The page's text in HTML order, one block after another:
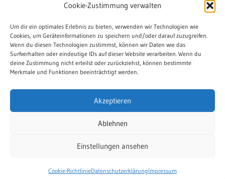
Cookie-Zustimmung verwalten
Um dir ein optimales Erlebnis zu bieten, verwenden wir Technologien wie
Cookies, um Geräteinformationen zu speichern und/oder darauf zuzugreifen.
Wenn du diesen Technologien zustimmst, können wir Daten wie das
Surfverhalten oder eindeutige IDs auf dieser Website verarbeiten. Wenn du
deine Zustimmung nicht erteilst oder zurückziehst, können bestimmte
Merkmale und Funktionen beeinträchtigt werden.
Akzeptieren
Ablehnen
Einstellungen ansehen
Cookie-RichtlinieDatenschutzerklärungImpressum
Auf Instagram folgen